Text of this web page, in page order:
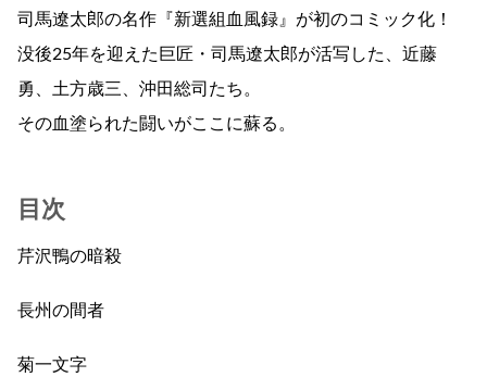
司馬遼太郎の名作『新選組血風録』が初のコミック化！
没後25年を迎えた巨匠・司馬遼太郎が活写した、近藤
勇、土方歳三、沖田総司たち。
その血塗られた闘いがここに蘇る。
目次
芹沢鴨の暗殺
長州の間者
菊一文字